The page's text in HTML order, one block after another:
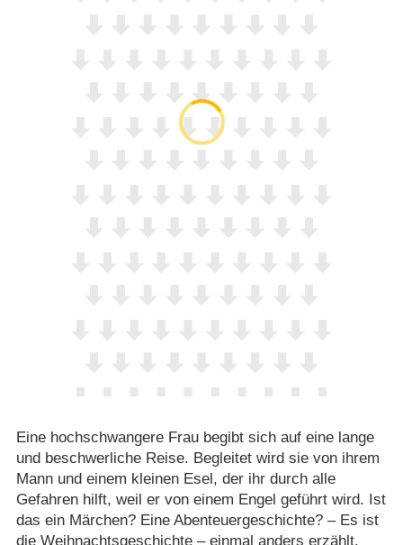
Eine hochschwangere Frau begibt sich auf eine lange
und beschwerliche Reise. Begleitet wird sie von ihrem
Mann und einem kleinen Esel, der ihr durch alle
Gefahren hilft, weil er von einem Engel geführt wird. Ist
das ein Märchen? Eine Abenteuergeschichte? – Es ist
die Weihnachtsgeschichte – einmal anders erzählt.